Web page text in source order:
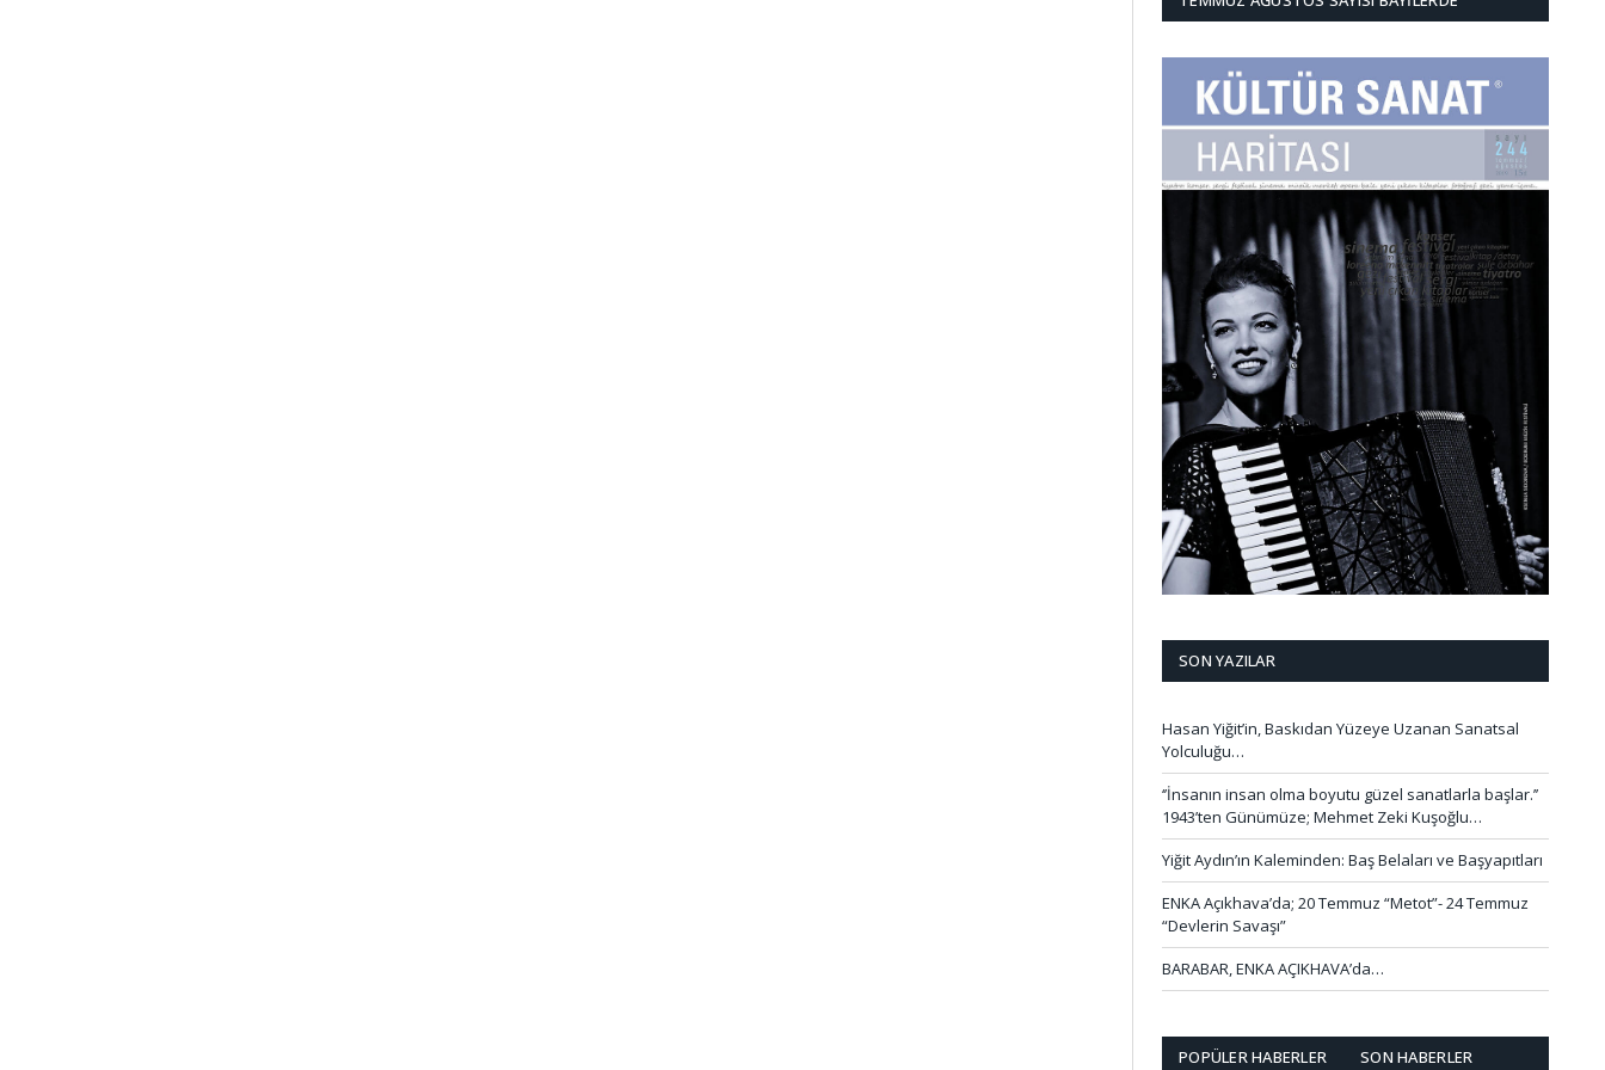
SON YAZILAR
Hasan Yiğit’in, Baskıdan Yüzeye Uzanan Sanatsal
Yolculuğu…
‘’İnsanın insan olma boyutu güzel sanatlarla başlar.’’
1943’ten Günümüze; Mehmet Zeki Kuşoğlu…
Yiğit Aydın’ın Kaleminden: Baş Belaları ve Başyapıtları
ENKA Açıkhava’da; 20 Temmuz “Metot”- 24 Temmuz
“Devlerin Savaşı”
BARABAR, ENKA AÇIKHAVA’da…
POPÜLER HABERLER SON HABERLER